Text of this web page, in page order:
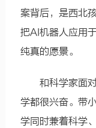
案背后，是西北
把AI机器人应用
纯真的愿景。
和科学家面
学都很兴奋。带
学同时兼着科学